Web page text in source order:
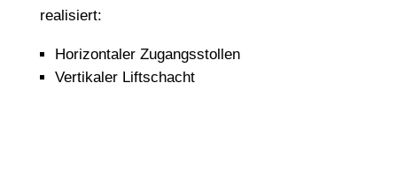
realisiert:
Horizontaler Zugangsstollen
Vertikaler Liftschacht